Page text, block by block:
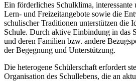
Ein förderliches Schulklima, interessante
Lern- und Freizeitangebote sowie die
schulischer Traditionen unterstützen die
Schule. Durch aktive Einbindung in das
und deren Familien bzw. andere
der Begegnung und Unterstützung.
Die heterogene Schülerschaft erfordert
Organisation des Schullebens, die an